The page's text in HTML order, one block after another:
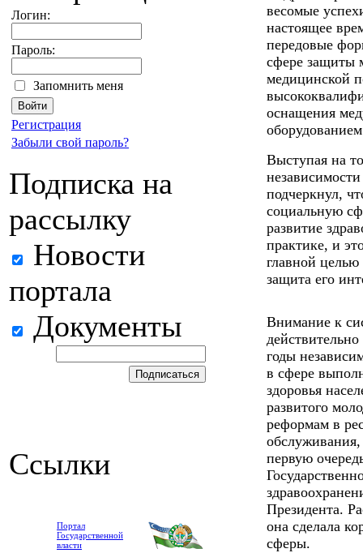
Логин:
Пароль:
Запомнить меня
Регистрация
Забыли свой пароль?
Подписка на
рассылку
Новости
портала
Документы
Ссылки
Портал
Государственной
власти
весомые
настоящее
передовые
сфере защиты
медицинской
оснащения
Выступая на
независимости
подчеркнул,
социальную
развитие
практике, и
главной целью
защита его
Внимание к
годы
в сфере
здоровья
развитого
реформам в
первую
Президента.
она сделала
сферы.